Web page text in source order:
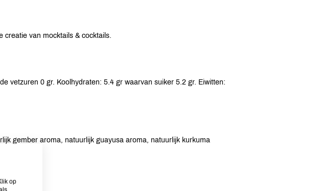
creatie van mocktails & cocktails.
vetzuren 0 gr. Koolhydraten: 5.4 gr waarvan suiker 5.2 gr. Eiwitten:
gember aroma, natuurlijk guayusa aroma, natuurlijk kurkuma
op